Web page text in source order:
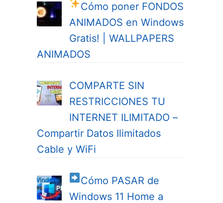
Cómo poner FONDOS
ANIMADOS en Windows
Gratis! | WALLPAPERS
ANIMADOS
COMPARTE SIN
RESTRICCIONES TU
INTERNET ILIMITADO –
Compartir Datos Ilimitados
Cable y WiFi
Cómo PASAR de
Windows 11 Home a